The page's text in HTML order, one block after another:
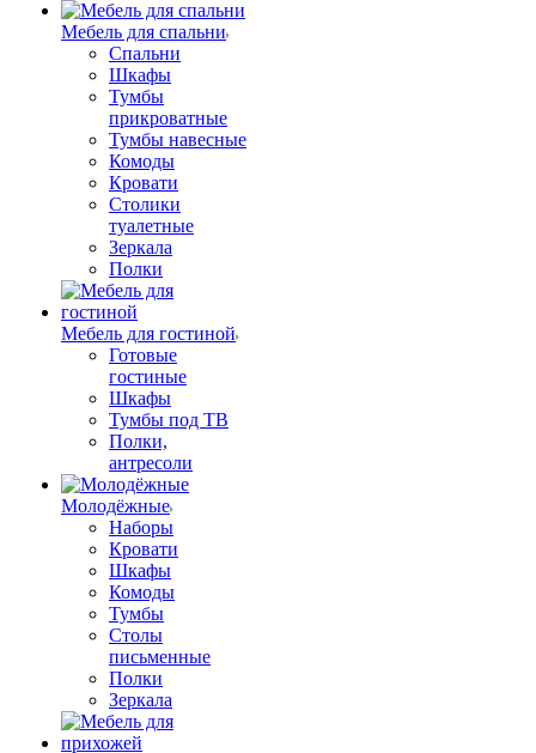
Мебель для спальни
Спальни
Шкафы
Тумбы
прикроватные
Тумбы навесные
Комоды
Кровати
Столики
туалетные
Зеркала
Полки
Мебель для гостиной
Готовые
гостиные
Шкафы
Тумбы под ТВ
Полки,
антресоли
Молодёжные
Наборы
Кровати
Шкафы
Комоды
Тумбы
Столы
письменные
Полки
Зеркала